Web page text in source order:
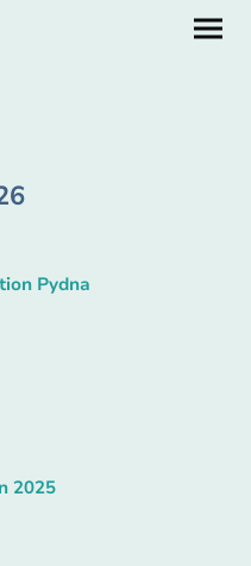
Pydna
2025